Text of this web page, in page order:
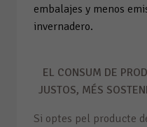
embalajes y menos
invernadero.
EL CONSUM DE
JUSTOS, MÉS
Si optes pel producte